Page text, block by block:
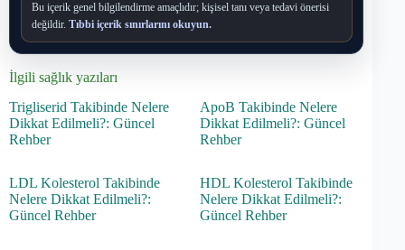
Bu içerik genel bilgilendirme amaçlıdır; kişisel tanı veya tedavi önerisi
değildir. Tıbbi içerik sınırlarını okuyun.
İlgili sağlık yazıları
Trigliserid Takibinde Nelere
Dikkat Edilmeli?: Güncel
Rehber
ApoB Takibinde Nelere
Dikkat Edilmeli?: Güncel
Rehber
LDL Kolesterol Takibinde
Nelere Dikkat Edilmeli?:
Güncel Rehber
HDL Kolesterol Takibinde
Nelere Dikkat Edilmeli?:
Güncel Rehber